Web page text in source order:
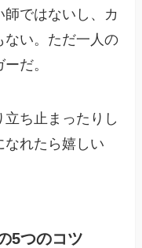
ではないし、カ
ない。ただ一人の
だ。
ち止まったりし
なれたら嬉しい
5つのコツ